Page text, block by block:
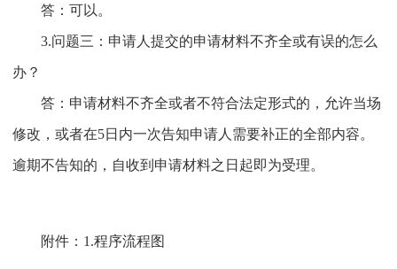
答：可以。
3.问题三：申请人提交的申请材料不齐全或有误的怎么
办？
答：申请材料不齐全或者不符合法定形式的，允许当场
修改，或者在5日内一次告知申请人需要补正的全部内容。
逾期不告知的，自收到申请材料之日起即为受理。
附件：1.程序流程图